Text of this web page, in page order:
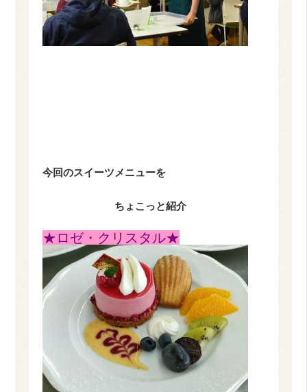
今回のスイーツメニューを
ちょこっと紹介
★ロゼ・クリスタル★